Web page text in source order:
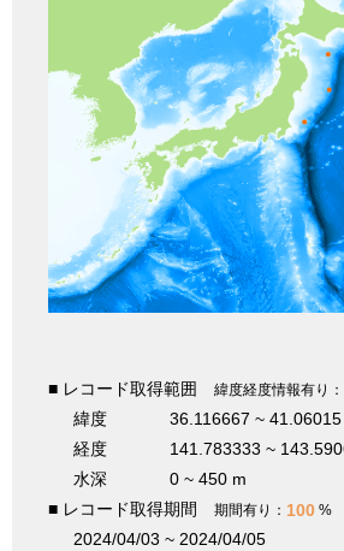
■ レコード取得範囲 緯度経度情報有り：
緯度
36.116667 ~ 41.06015
経度
141.783333 ~
水深
0 ~ 450 m
■ レコード取得期間
期間有り： 100 %
2024/04/03 ~ 2024/04/05